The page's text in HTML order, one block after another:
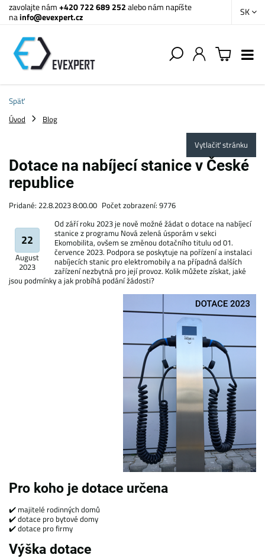
zavolajte nám+420 722 689 252alebo nám napíšte
nainfo@evexpert.cz SK
Späť
Úvod
Blog
Vytlačiť stránku
Dotace na nabíjecí stanice v České
republice
Pridané: 22.8.2023 8:00.00 Počet zobrazení: 9776
22
August
2023
Od září roku 2023 je nově možné žádat o dotace na nabíjecí
stanice z programu Nová zelená úsporám v sekci
Ekomobilita, ovšem se změnou dotačního titulu od 01.
července 2023. Podpora se poskytuje na pořízení a instalaci
nabíjecích stanic pro elektromobily a na případná dalších
zařízení nezbytná pro její provoz. Kolik můžete získat, jaké
jsou podmínky a jak probíhá podání žádosti?
Pro koho je dotace určena
✔️ majitelé rodinných domů
✔️ dotace pro bytové domy
✔️ dotace pro firmy
Výška dotace